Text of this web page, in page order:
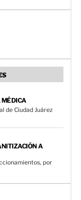
MÉDICA
de Ciudad Juárez
A
por